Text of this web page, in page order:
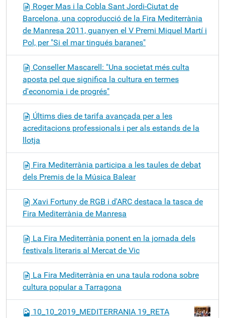
Roger Mas i la Cobla Sant Jordi-Ciutat de
Barcelona, una coproducció de la Fira Mediterrània
de Manresa 2011, guanyen el V Premi Miquel Martí i
Pol, per "Si el mar tingués baranes"
Conseller Mascarell: "Una societat més culta
aposta pel que significa la cultura en termes
d'economia i de progrés"
Últims dies de tarifa avançada per a les
acreditacions professionals i per als estands de la
llotja
Fira Mediterrània participa a les taules de debat
dels Premis de la Música Balear
Xavi Fortuny de RGB i d'ARC destaca la tasca de
Fira Mediterrània de Manresa
La Fira Mediterrània ponent en la jornada dels
festivals literaris al Mercat de Vic
La Fira Mediterrània en una taula rodona sobre
cultura popular a Tarragona
10_10_2019_MEDITERRANIA 19_RETA